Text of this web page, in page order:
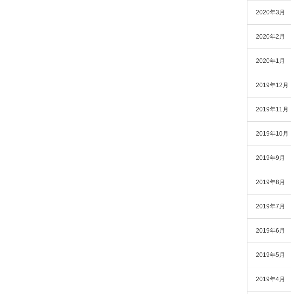
2020年3月
2020年2月
2020年1月
2019年12月
2019年11月
2019年10月
2019年9月
2019年8月
2019年7月
2019年6月
2019年5月
2019年4月